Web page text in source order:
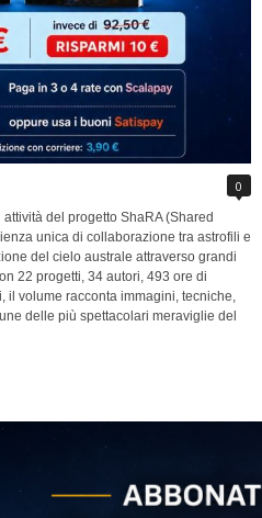
0
del progetto ShaRA (Shared
unica di collaborazione tra astrofili e
del cielo australe attraverso grandi
22 progetti, 34 autori, 493 ore di
il volume racconta immagini, tecniche,
delle più spettacolari meraviglie del